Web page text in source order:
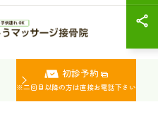
初診予約
※二回目以降の方は直接お電話下さい
庄内はりきゅうマッサージ接骨院 ALL